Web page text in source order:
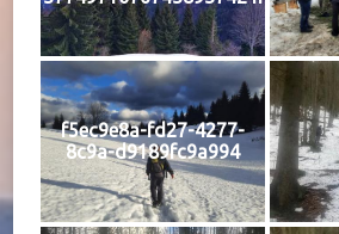
f5ec9e8a-fd27-4277-
8c9a-d9189fc9a994